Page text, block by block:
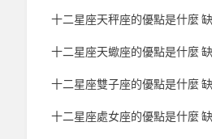
十二星座天秤座的優點是什麼
十二星座天蠍座的優點是什麼
十二星座雙子座的優點是什麼
十二星座處女座的優點是什麼